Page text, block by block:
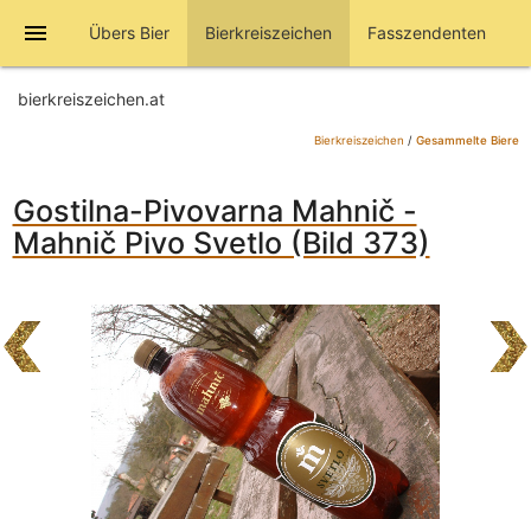
menu Übers Bier Bierkreiszeichen Fasszendenten
bierkreiszeichen.at
Bierkreiszeichen / Gesammelte Biere
Gostilna-Pivovarna Mahnič -
Mahnič Pivo Svetlo (Bild 373)